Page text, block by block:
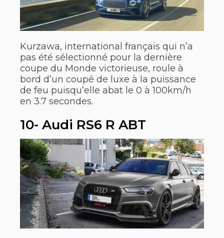
Kurzawa, international français qui n’a
pas été sélectionné pour la dernière
coupe du Monde victorieuse, roule à
bord d’un coupé de luxe à la puissance
de feu puisqu’elle abat le 0 à 100km/h
en 3.7 secondes.
10- Audi RS6 R ABT